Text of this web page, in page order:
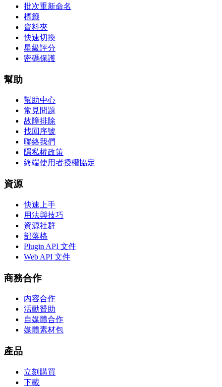
批次重新命名
標籤
資料夾
快速切換
星級評分
密碼保護
幫助
幫助中心
常見問題
故障排除
找回序號
聯絡我們
隱私權政策
終端使用者授權協定
資源
快速上手
用法與技巧
資源社群
部落格
Plugin API 文件
Web API 文件
商務合作
內容合作
活動贊助
自媒體合作
媒體素材包
產品
立刻購買
下載